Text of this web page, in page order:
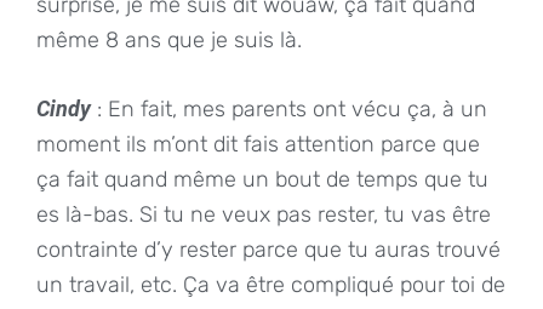
même 8 ans que je suis là.
Cindy: En fait, mes parents ont vécu ça, à un
moment ils m’ont dit fais attention parce que
ça fait quand même un bout de temps que tu
es là-bas. Si tu ne veux pas rester, tu vas être
contrainte d’y rester parce que tu auras trouvé
un travail, etc. Ça va être compliqué pour toi de